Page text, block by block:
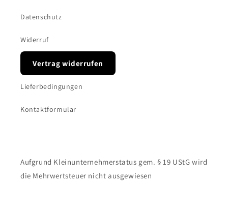
Datenschutz
Widerruf
Vertrag widerrufen
Lieferbedingungen
Kontaktformular
Aufgrund Kleinunternehmerstatus gem. § 19 UStG wird
die Mehrwertsteuer nicht ausgewiesen